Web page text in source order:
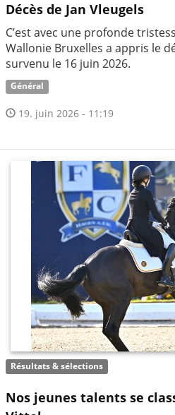
Décès de Jan Vleugels
C’est avec une profonde
Wallonie Bruxelles a appris le
survenu le 16 juin 2026.
Général
19. juin 2026 - 11:19
Résultats & sélections
Nos jeunes talents se